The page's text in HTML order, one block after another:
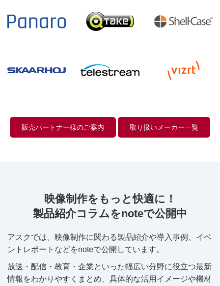
販売パートナー様のご案内 取り扱いメーカー一覧
映像制作をもっと快適に！
製品紹介コラムをnoteで公開中
アスクでは、映像制作に関わる製品紹介や導入事例、イベ
ントレポートなどをnoteで公開しています。
放送・配信・教育・企業といった幅広い分野に役立つ最新
情報をわかりやすくまとめ、具体的な活用イメージや機材